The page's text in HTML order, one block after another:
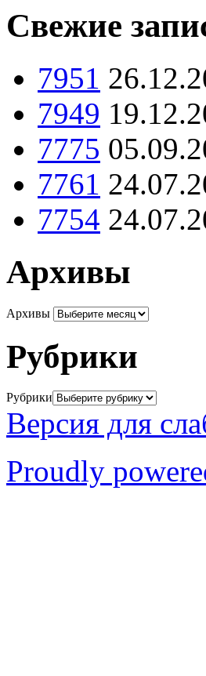
Свежие
7951
7949
7775
7761
7754
Архивы
Архивы
Рубрики
Рубрики
Версия для
Proudly